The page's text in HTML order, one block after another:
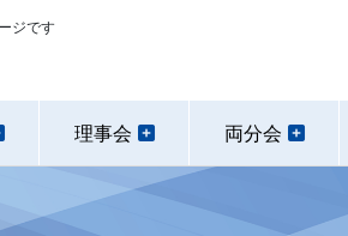
ジです
理事会 両分会